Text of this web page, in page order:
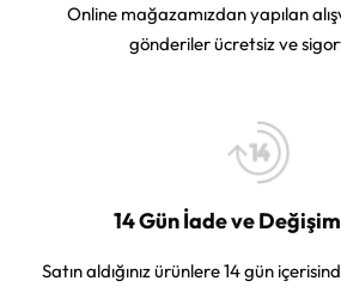
Online mağazamızdan yapılan
gönderiler ücretsiz ve
14 Gün İade ve
Satın aldığınız ürünlere 14 gün